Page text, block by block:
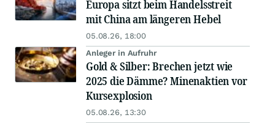
Europa sitzt beim Handelsstreit
mit China am längeren Hebel
05.08.26, 18:00
Anleger in Aufruhr
Gold & Silber: Brechen jetzt wie
2025 die Dämme? Minenaktien vor
Kursexplosion
05.08.26, 13:30